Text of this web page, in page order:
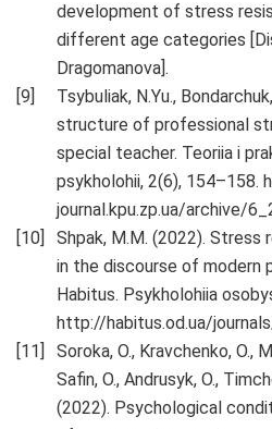
development of stress
different age categories
Dragomanova].
Tsybuliak, N.Yu.,
structure of professional
special teacher. Teoriia i
psykholohii, 2(6),
journal.kpu.zp.ua/archive/
Shpak, M.M. (2022).
in the discourse of modern
Habitus. Psykholohiia
http://habitus.od.ua/
Soroka, O., Kravchenko, O.,
Safin, O., Andrusyk, O.,
(2022). Psychological